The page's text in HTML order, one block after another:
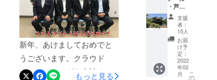
いただき、ファンを増やし
ていきたいと思っておりま
す。なお、返礼品の発送等
については、今しばらく時
間がかかりますので、お待
ちいただきますようお願い
しくお願いいたします。
新年、あけましておめでと
うございます。クラウド
ファンディングも大詰めと
もっと見る
・芦浦
観音寺
ホーム
ページ
にお名
前記載
（※ご支
援時
に、必
ず備考
支援
者：
15人
お届
け予
定：
2022
年02
月
こ
の